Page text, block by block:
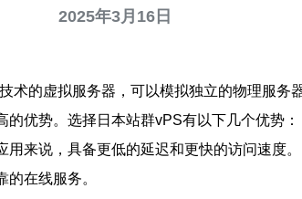
2025年3月16日
的虚拟服务器，可以模拟独立的物理服务
优势。选择日本站群vPS有以下几个优势：
来说，具备更低的延迟和更快的访问速度。
在线服务。